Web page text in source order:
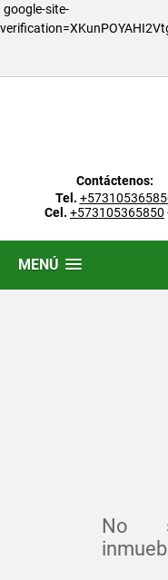
google-site-
Contáctenos:
Tel.
Cel. +573105365850
MENÚ
No